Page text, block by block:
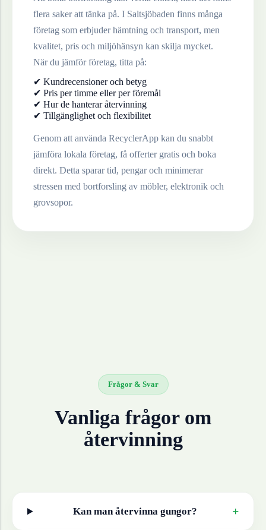
flera saker att tänka på. I Saltsjöbaden finns många
företag som erbjuder hämtning och transport, men
kvalitet, pris och miljöhänsyn kan skilja mycket.
När du jämför företag, titta på:
✔ Kundrecensioner och betyg
✔ Pris per timme eller per föremål
✔ Hur de hanterar återvinning
✔ Tillgänglighet och flexibilitet
Genom att använda RecyclerApp kan du snabbt
jämföra lokala företag, få offerter gratis och boka
direkt. Detta sparar tid, pengar och minimerar
stressen med bortforsling av möbler, elektronik och
grovsopor.
Frågor & Svar
Vanliga frågor om
återvinning
Kan man återvinna gungor? +